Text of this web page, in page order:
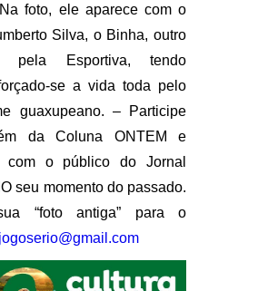
foto, ele aparece com o
Silva, o Binha, outro
pela Esportiva, tendo
se a vida toda pelo
guaxupeano. – Participe
da Coluna ONTEM e
com o público do Jornal
seu momento do passado.
“foto antiga” para o